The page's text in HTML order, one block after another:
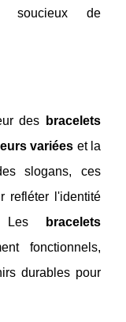
soucieux de
des
bracelets
variées et la
slogans, ces
refléter l'identité
Les
bracelets
fonctionnels,
durables pour